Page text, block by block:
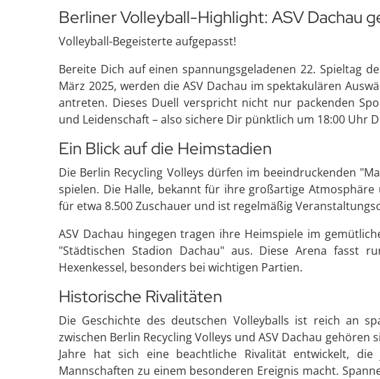
Berliner Volleyball-Highlight: ASV Dachau
Volleyball-Begeisterte aufgepasst!
Bereite Dich auf einen spannungsgeladenen 22. Spieltag
März 2025, werden die ASV Dachau im spektakulären
antreten. Dieses Duell verspricht nicht nur packenden
und Leidenschaft – also sichere Dir pünktlich um 18:00 Uhr
Ein Blick auf die Heimstadien
Die Berlin Recycling Volleys dürfen im beeindruckenden
spielen. Die Halle, bekannt für ihre großartige
für etwa 8.500 Zuschauer und ist regelmäßig
ASV Dachau hingegen tragen ihre Heimspiele im
"Städtischen Stadion Dachau" aus. Diese Arena fasst
Hexenkessel, besonders bei wichtigen Partien.
Historische Rivalitäten
Die Geschichte des deutschen Volleyballs ist reich an
zwischen Berlin Recycling Volleys und ASV Dachau
Jahre hat sich eine beachtliche Rivalität entwickelt,
Mannschaften zu einem besonderen Ereignis macht.